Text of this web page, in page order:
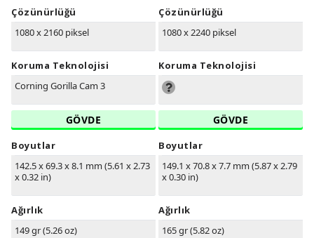
Çözünürlüğü
1080 x 2160 piksel
Koruma Teknolojisi
Corning Gorilla Cam 3
GÖVDE
Boyutlar
142.5 x 69.3 x 8.1 mm (5.61 x 2.73
x 0.32 in)
Ağırlık
149 gr (5.26 oz)
Çözünürlüğü
1080 x 2240 piksel
Koruma Teknolojisi
GÖVDE
Boyutlar
149.1 x 70.8 x 7.7 mm (5.87 x 2.79
x 0.30 in)
Ağırlık
165 gr (5.82 oz)